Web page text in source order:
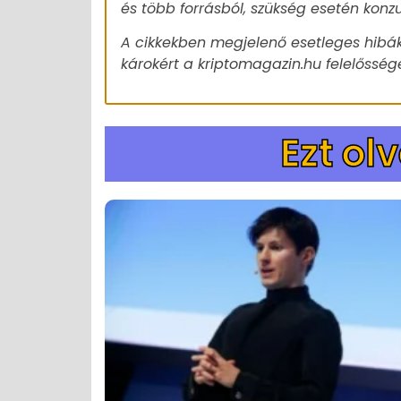
és több forrásból, szükség esetén
A cikkekben megjelenő esetleges
károkért a kriptomagazin.hu
Ezt